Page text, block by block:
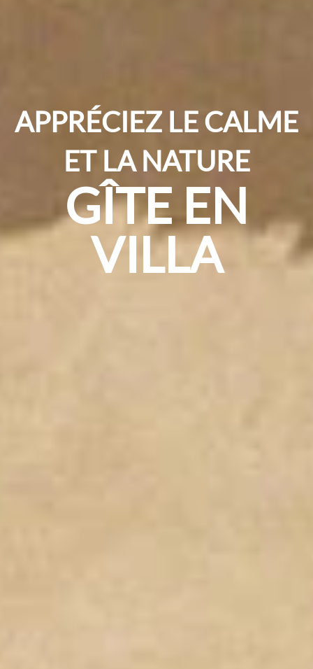
APPRÉCIEZ LE CALME
ET LA NATURE
GÎTE EN
VILLA